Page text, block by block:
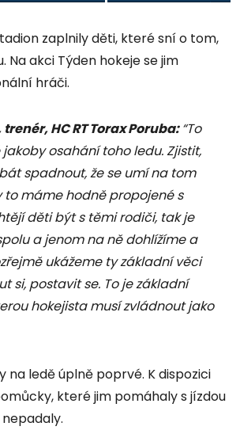
zaplnily děti, které sní o tom,
Na akci Týden hokeje se jim
hráči.
HC RT Torax Poruba:“To
osahání toho ledu. Zjistit,
spadnout, že se umí na tom
máme hodně propojené s
děti být s těmi rodiči, tak je
a jenom na ně dohlížíme a
ukážeme ty základní věci
si, postavit se. To je základní
hokejista musí zvládnout jako
na ledě úplně poprvé. K dispozici
které jim pomáhaly s jízdou